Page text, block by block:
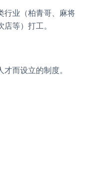
行业（柏青哥、麻将
等）打工。
而设立的制度。